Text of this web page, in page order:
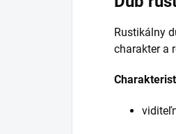
Rustikálny
charakter a